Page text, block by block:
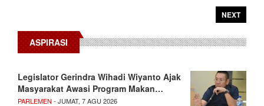
NEXT
ASPIRASI
Legislator Gerindra Wihadi Wiyanto Ajak
Masyarakat Awasi Program Makan…
PARLEMEN - JUMAT, 7 AGU 2026